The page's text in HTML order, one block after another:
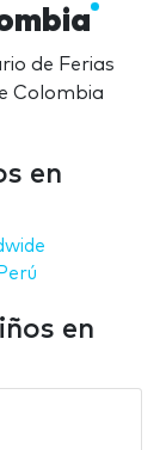
de Ferias
Colombia
en
en